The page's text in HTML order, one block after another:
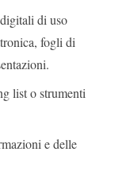
di uso
fogli di
list o strumenti
e delle